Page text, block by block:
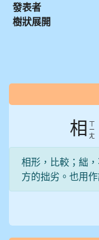
發表者
樹狀展開
:::
相
ㄒ
ㄧ
ㄤ
相形，比較；絀
方的拙劣。也用作